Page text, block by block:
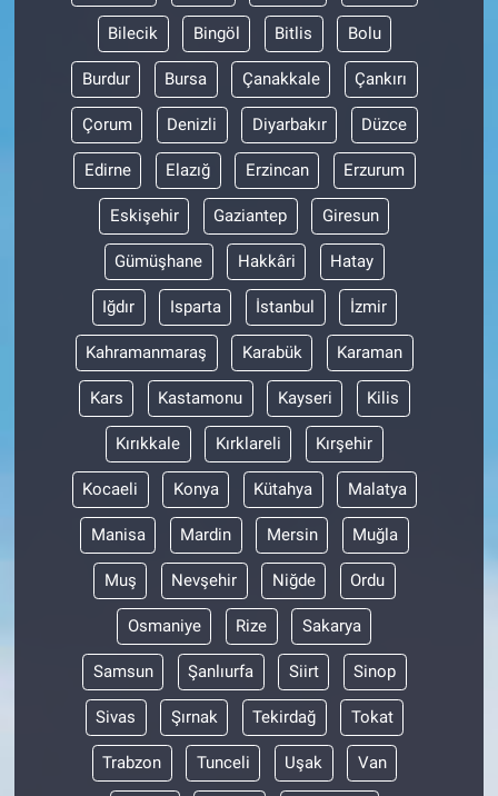
Bilecik Bingöl Bitlis Bolu
Burdur Bursa Çanakkale Çankırı
Çorum Denizli Diyarbakır Düzce
Edirne Elazığ Erzincan Erzurum
Eskişehir Gaziantep Giresun
Gümüşhane Hakkâri Hatay
Iğdır Isparta İstanbul İzmir
Kahramanmaraş Karabük Karaman
Kars Kastamonu Kayseri Kilis
Kırıkkale Kırklareli Kırşehir
Kocaeli Konya Kütahya Malatya
Manisa Mardin Mersin Muğla
Muş Nevşehir Niğde Ordu
Osmaniye Rize Sakarya
Samsun Şanlıurfa Siirt Sinop
Sivas Şırnak Tekirdağ Tokat
Trabzon Tunceli Uşak Van